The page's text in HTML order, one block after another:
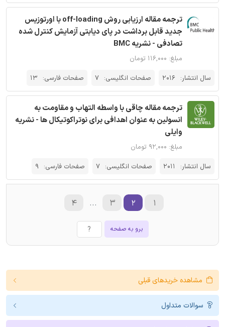
ترجمه مقاله ارزیابی روش off-loading با اورتوزیس
جدید قابل برداشت در پای دیابتی آزمایش کنترل شده
تصادفی - نشریه BMC
مبلغ: ۱۱۶,۰۰۰ تومان
سال انتشار: 2016 صفحات انگلیسی: 7 صفحات فارسی: 13
ترجمه مقاله چاقی با واسطه التهاب و مقاومت به
انسولین به عنوان اهدافی برای نوتراکوتیکال ها - نشریه
وایلی
مبلغ: ۹۲,۰۰۰ تومان
سال انتشار:
2011 صفحات انگلیسی: 7 صفحات فارسی: 9
برو به صفحه
۱ ۲ ۳ ... ۴
مشاهده خریدهای قبلی
سوالات متداول